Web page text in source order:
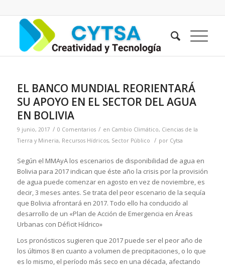
EL BANCO MUNDIAL REORIENTARÁ
SU APOYO EN EL SECTOR DEL AGUA
EN BOLIVIA
9 junio, 2017 / 0 Comentarios / en Cambio Climático, Ciencias de la
Tierra y Mineria, Recursos Hídricos, Sector Público / por Cytsa
Según el MMAyA los escenarios de disponibilidad de agua en
Bolivia para 2017 indican que éste año la crisis por la provisión
de agua puede comenzar en agosto en vez de noviembre, es
decir, 3 meses antes. Se trata del peor escenario de la sequía
que Bolivia afrontará en 2017. Todo ello ha conducido al
desarrollo de un «Plan de Acción de Emergencia en Áreas
Urbanas con Déficit Hídrico»
Los pronósticos sugieren que 2017 puede ser el peor año de
los últimos 8 en cuanto a volumen de precipitaciones, o lo que
es lo mismo, el período más seco en una década, afectando